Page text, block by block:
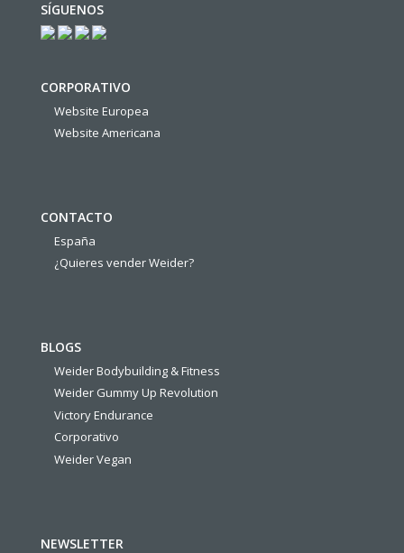
SÍGUENOS
CORPORATIVO
Website Europea
Website Americana
CONTACTO
España
¿Quieres vender Weider?
BLOGS
Weider Bodybuilding & Fitness
Weider Gummy Up Revolution
Victory Endurance
Corporativo
Weider Vegan
NEWSLETTER